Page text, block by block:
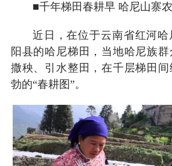
■千年梯田春耕早 哈尼山寨
近日，在位于云南省红河
阳县的哈尼梯田，当地哈尼族
撒秧、引水整田，在千层梯田
勃的“春耕图”。